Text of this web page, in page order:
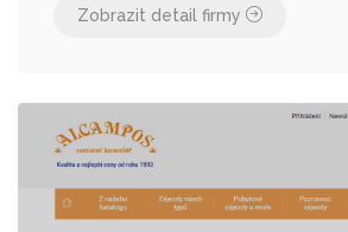
Zobrazit detail firmy